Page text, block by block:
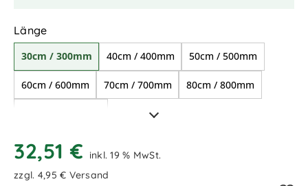
Längeauswählen
30cm / 300mm 40cm / 400mm 50cm / 500mm
60cm / 600mm 70cm / 700mm 80cm / 800mm
32,51 €
inkl. 19 % MwSt.
zzgl. 4,95 € Versand